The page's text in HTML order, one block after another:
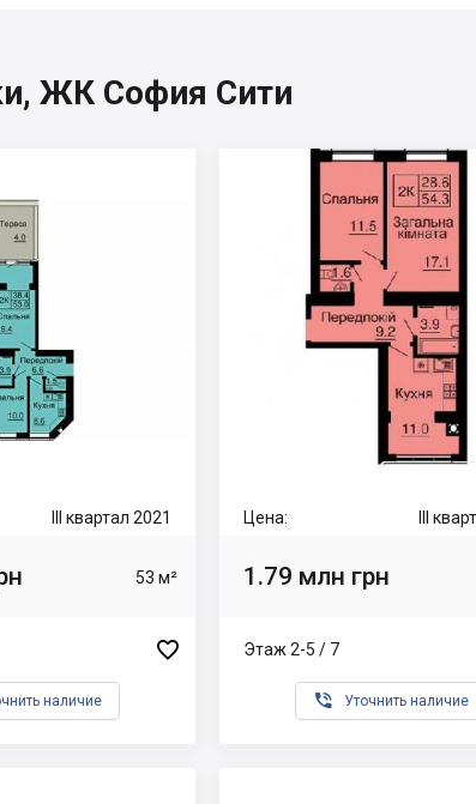
ЖК София Сити
III квартал 2021
53 м²

наличие
Цена: III
1.79 млн грн
Этаж 2-5 / 7
 Уточнить наличие